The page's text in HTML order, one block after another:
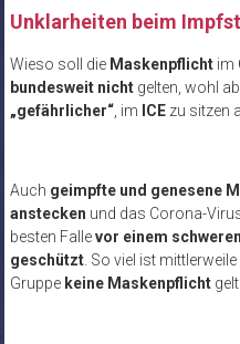
Unklarheiten beim
Wieso soll die Maskenpflichtim
bundesweit nichtgelten, wohl
„gefährlicher“, im ICEzu sitzen
Auch geimpfte und genesene
anstecken und das Corona-
besten Fallevor einem
geschützt. So viel ist
Gruppe keine Maskenpflicht